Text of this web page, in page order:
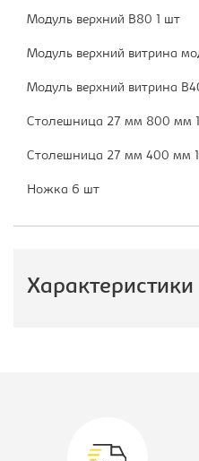
Модуль верхний В80 1 шт
Модуль верхний витрина
Модуль верхний витрина
Столешница 27 мм 800 мм
Столешница 27 мм 400 мм
Ножка 6 шт
Характеристики